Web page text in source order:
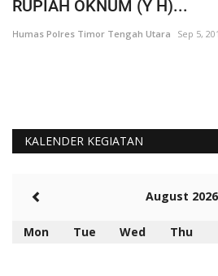
RUPIAH OKNUM (Y H)...
Humas Polres Timor Tengah Utara Sep 5,
KALENDER KEGIATAN
August 2026
Mon Tue Wed Thu